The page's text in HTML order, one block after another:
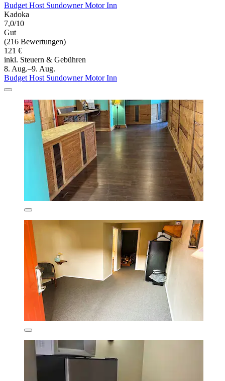
Budget Host Sundowner Motor Inn
Kadoka
7,0/10
Gut
(216 Bewertungen)
121 €
inkl. Steuern & Gebühren
8. Aug.–9. Aug.
Budget Host Sundowner Motor Inn